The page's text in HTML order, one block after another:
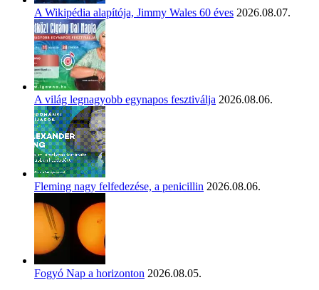
A Wikipédia alapítója, Jimmy Wales 60 éves 2026.08.07.
A világ legnagyobb egynapos fesztiválja 2026.08.06.
Fleming nagy felfedezése, a penicillin 2026.08.06.
Fogyó Nap a horizonton 2026.08.05.